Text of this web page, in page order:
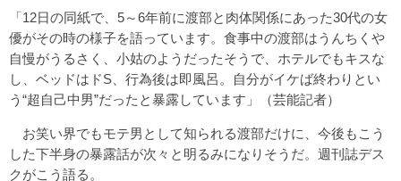
「12日の同紙で、5～6年前に渡部と肉体関係にあった30代の女
優がその時の様子を語っています。食事中の渡部はうんちくや
自慢がうるさく、小姑のようだったそうで、ホテルでもキスな
し、ベッドはドS、行為後は即風呂。自分がイケば終わりとい
う“超自己中男”だったと暴露しています」（芸能記者）
お笑い界でもモテ男として知られる渡部だけに、今後もこう
した下半身の暴露話が次々と明るみになりそうだ。週刊誌デス
クがこう語る。